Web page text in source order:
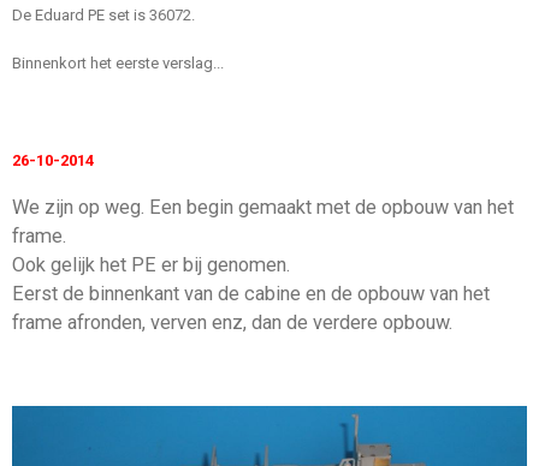
De Eduard PE set is 36072.
Binnenkort het eerste verslag...
26-10-2014
We zijn op weg. Een begin gemaakt met de opbouw van het
frame.
Ook gelijk het PE er bij genomen.
Eerst de binnenkant van de cabine en de opbouw van het
frame afronden, verven enz, dan de verdere opbouw.